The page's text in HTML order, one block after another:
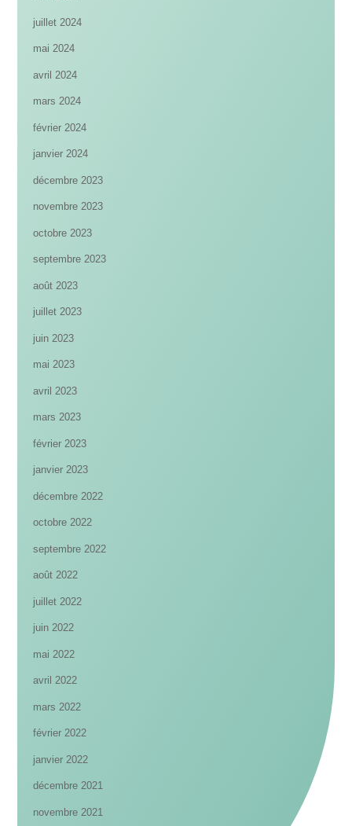
juillet 2024
mai 2024
avril 2024
mars 2024
février 2024
janvier 2024
décembre 2023
novembre 2023
octobre 2023
septembre 2023
août 2023
juillet 2023
juin 2023
mai 2023
avril 2023
mars 2023
février 2023
janvier 2023
décembre 2022
octobre 2022
septembre 2022
août 2022
juillet 2022
juin 2022
mai 2022
avril 2022
mars 2022
février 2022
janvier 2022
décembre 2021
novembre 2021